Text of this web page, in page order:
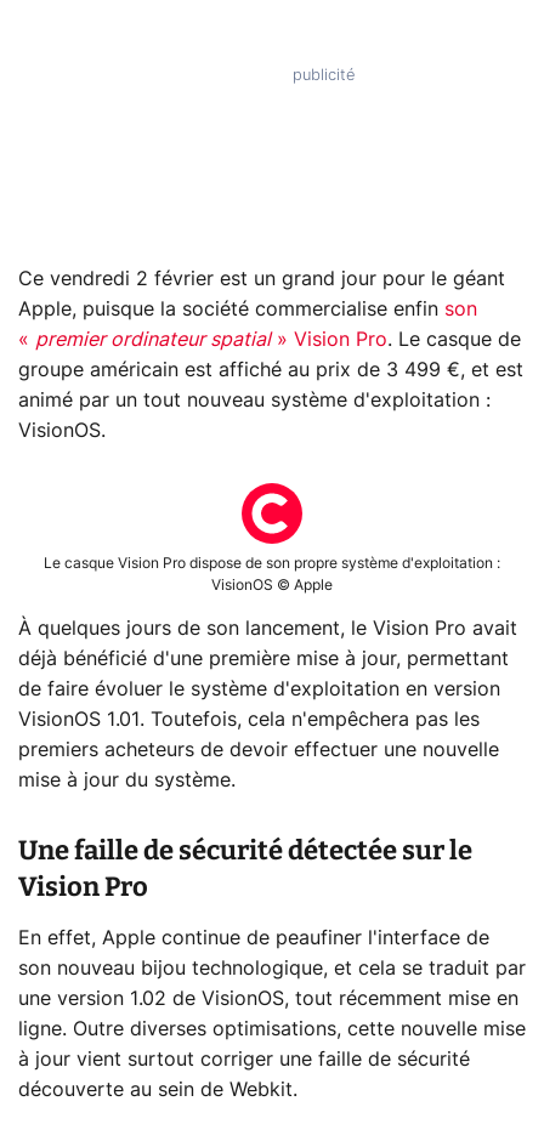
Ce vendredi 2 février est un grand jour pour le géant
Apple, puisque la société commercialise enfin son
« premier ordinateur spatial» Vision Pro. Le casque de
groupe américain est affiché au prix de 3 499 €, et est
animé par un tout nouveau système d'exploitation :
VisionOS.
Le casque Vision Pro dispose de son propre système d'exploitation :
VisionOS © Apple
À quelques jours de son lancement, le Vision Pro avait
déjà bénéficié d'une première mise à jour, permettant
de faire évoluer le système d'exploitation en version
VisionOS 1.01. Toutefois, cela n'empêchera pas les
premiers acheteurs de devoir effectuer une nouvelle
mise à jour du système.
Une faille de sécurité détectée sur le
Vision Pro
En effet, Apple continue de peaufiner l'interface de
son nouveau bijou technologique, et cela se traduit par
une version 1.02 de VisionOS, tout récemment mise en
ligne. Outre diverses optimisations, cette nouvelle mise
à jour vient surtout corriger une faille de sécurité
découverte au sein de Webkit.